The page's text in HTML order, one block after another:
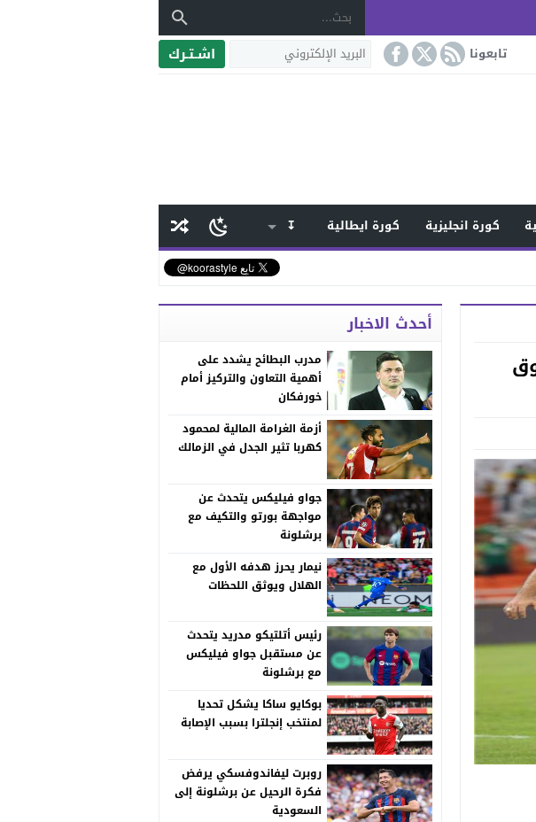
تابعونا اشـتـرك
كورة انجليزية كورة ايطالية
↧
أحدث الاخبار
مدرب البطائح يشدد على
أهمية التعاون والتركيز أمام
خورفكان
أزمة الغرامة المالية لمحمود
كهربا تثير الجدل في الزمالك
جواو فيليكس يتحدث عن
مواجهة بورتو والتكيف مع
برشلونة
نيمار يحرز هدفه الأول مع
الهلال ويوثق اللحظات
رئيس أتلتيكو مدريد يتحدث
عن مستقبل جواو فيليكس
مع برشلونة
بوكايو ساكا يشكل تحديا
لمنتخب إنجلترا بسبب الإصابة
روبرت ليفاندوفسكي يرفض
فكرة الرحيل عن برشلونة إلى
السعودية